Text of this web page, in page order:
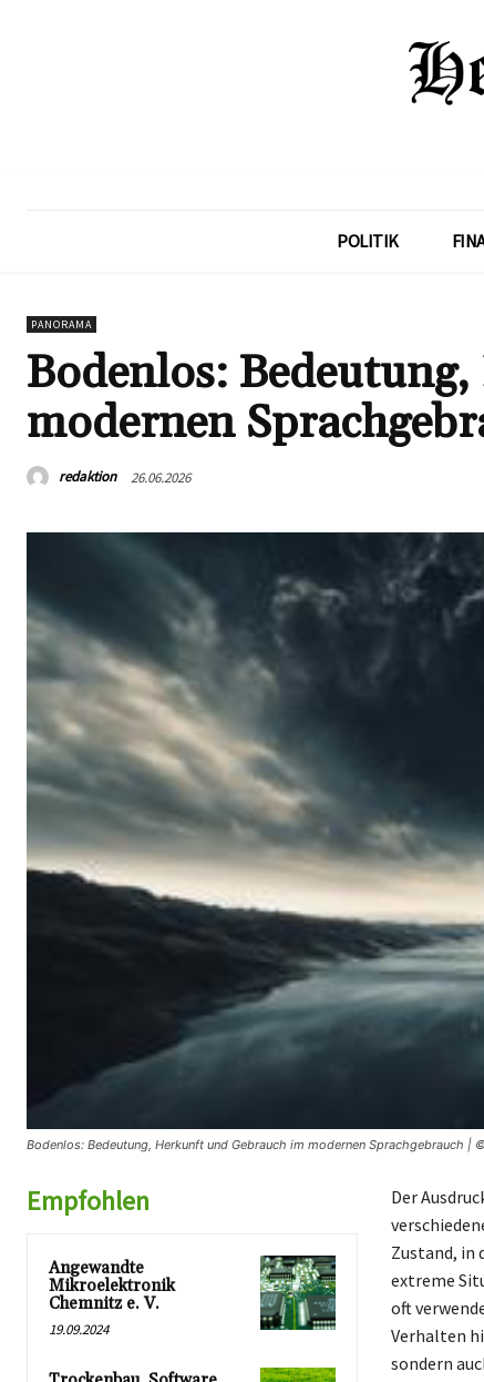
POLITIK
PANORAMA
Bodenlos:
modernen
redaktion 26.06.2026
Bodenlos: Bedeutung, Herkunft und Gebrauch im modernen Sprachgebrauch |
Empfohlen
Angewandte
Mikroelektronik
Chemnitz e. V.
19.09.2024
Der
Zustand, in
extreme
oft
Verhalten
sondern